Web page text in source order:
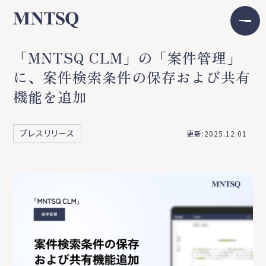
「MNTSQ CLM」の「案件管理」
に、案件検索条件の保存および共有
機能を追加
プレスリリース 更新:2025.12.01